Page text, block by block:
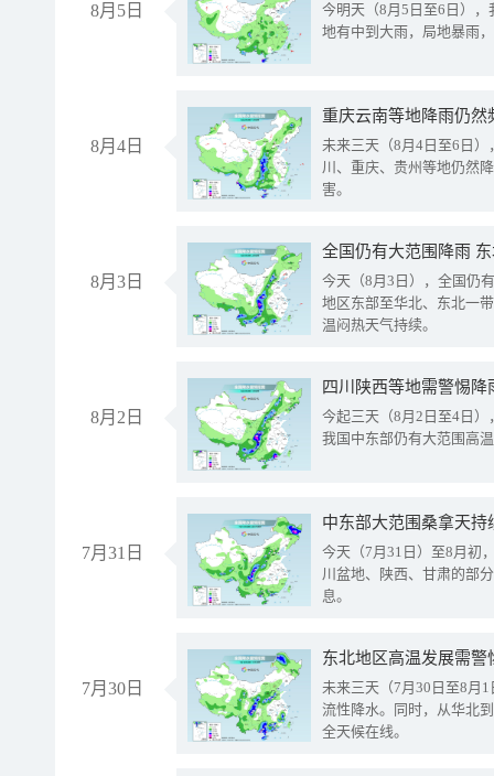
8月5日
今明天（8月5日至6日）
地有中到大雨，局地暴雨
8月4日
重庆云南等地降雨仍然
未来三天（8月4日至6日
川、重庆、贵州等地仍然
害。
8月3日
全国仍有大范围降雨
今天（8月3日），全国仍
地区东部至华北、东北一
温闷热天气持续。
8月2日
今起三天（8月2日至4日
我国中东部仍有大范围高
7月31日
中东部大范围桑拿天
今天（7月31日）至8月初
川盆地、陕西、甘肃的部
息。
7月30日
东北地区高温发展需
未来三天（7月30日至8月
流性降水。同时，从华北
全天候在线。